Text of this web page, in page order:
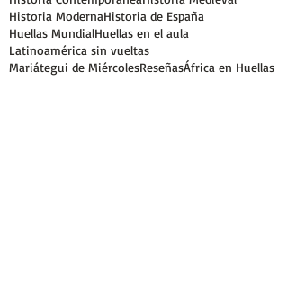
Historia ModernaHistoria de España
Huellas MundialHuellas en el aula
Latinoamérica sin vueltas
Mariátegui de MiércolesReseñasÁfrica en Huellas